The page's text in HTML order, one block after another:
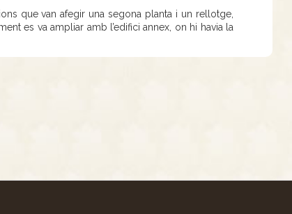
que van afegir una segona planta i un rellotge,
es va ampliar amb l’edifici annex, on hi havia la